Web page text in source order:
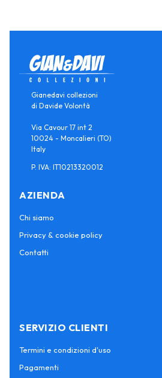
Gianedavi collezioni
di Davide Volontà
Via Cavour 17 int 2
10024 - Moncalieri (TO)
Italy
P. IVA: IT10213320012
AZIENDA
Chi siamo
Privacy & cookie policy
Contatti
SERVIZIO CLIENTI
Termini e condizioni d'uso
Pagamenti